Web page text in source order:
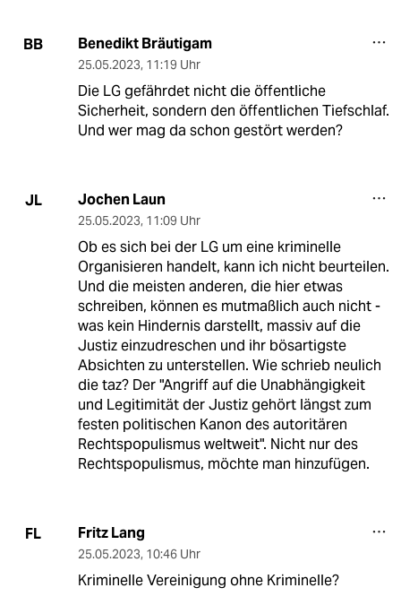
BB Benedikt Bräutigam
25.05.2023, 11:19 Uhr
Die LG gefährdet nicht die öffentliche
Sicherheit, sondern den öffentlichen Tiefschlaf.
Und wer mag da schon gestört werden?
JL Jochen Laun
25.05.2023, 11:09 Uhr
Ob es sich bei der LG um eine kriminelle
Organisieren handelt, kann ich nicht beurteilen.
Und die meisten anderen, die hier etwas
schreiben, können es mutmaßlich auch nicht -
was kein Hindernis darstellt, massiv auf die
Justiz einzudreschen und ihr bösartigste
Absichten zu unterstellen. Wie schrieb neulich
die taz? Der "Angriff auf die Unabhängigkeit
und Legitimität der Justiz gehört längst zum
festen politischen Kanon des autoritären
Rechtspopulismus weltweit". Nicht nur des
Rechtspopulismus, möchte man hinzufügen.
FL Fritz Lang
25.05.2023, 10:46 Uhr
Kriminelle Vereinigung ohne Kriminelle?